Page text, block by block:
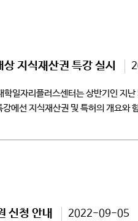
지식재산권 특강 실시
일자리플러스센터는 상반기인 지
에선 지식재산권 및 특허의 개요와
신청 안내 2022-09-05